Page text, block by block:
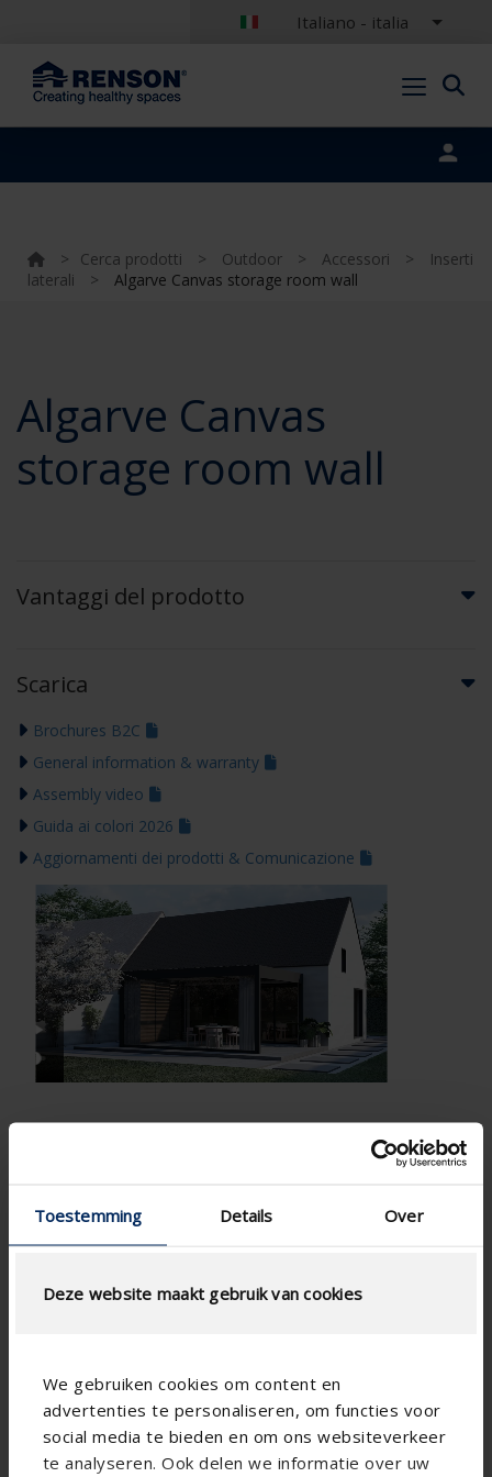
Toestemming Details Over
Deze website maakt gebruik van cookies
We gebruiken cookies om content en
advertenties te personaliseren, om functies voor
social media te bieden en om ons websiteverkeer
te analyseren. Ook delen we informatie over uw
Italiano - italia
> Cerca prodotti > Outdoor > Accessori >
Inserti
laterali
> Algarve Canvas storage room wall
Algarve Canvas
storage room wall
Vantaggi del prodotto
Scarica
Brochures B2C
General information & warranty
Assembly video
Guida ai colori 2026
Aggiornamenti dei prodotti & Comunicazione